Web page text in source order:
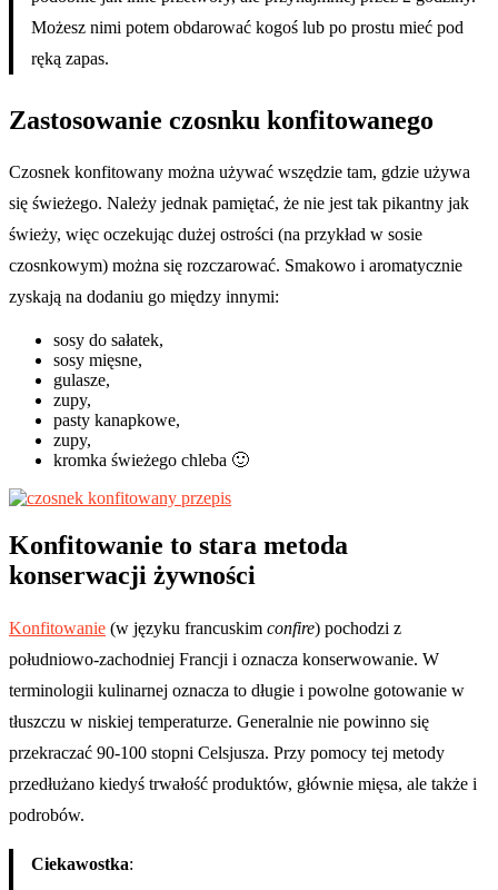
Możesz nimi potem obdarować kogoś lub po prostu mieć pod
ręką zapas.
Zastosowanie czosnku konfitowanego
Czosnek konfitowany można używać wszędzie tam, gdzie używa
się świeżego. Należy jednak pamiętać, że nie jest tak pikantny jak
świeży, więc oczekując dużej ostrości (na przykład w sosie
czosnkowym) można się rozczarować. Smakowo i aromatycznie
zyskają na dodaniu go między innymi:
sosy do sałatek,
sosy mięsne,
gulasze,
zupy,
pasty kanapkowe,
zupy,
kromka świeżego chleba 🙂
Konfitowanie to stara metoda
konserwacji żywności
Konfitowanie (w języku francuskim confire) pochodzi z
południowo-zachodniej Francji i oznacza konserwowanie. W
terminologii kulinarnej oznacza to długie i powolne gotowanie w
tłuszczu w niskiej temperaturze. Generalnie nie powinno się
przekraczać 90-100 stopni Celsjusza. Przy pomocy tej metody
przedłużano kiedyś trwałość produktów, głównie mięsa, ale także i
podrobów.
Ciekawostka: